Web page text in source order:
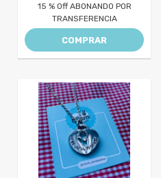
15 % Off ABONANDO POR
TRANSFERENCIA
COMPRAR